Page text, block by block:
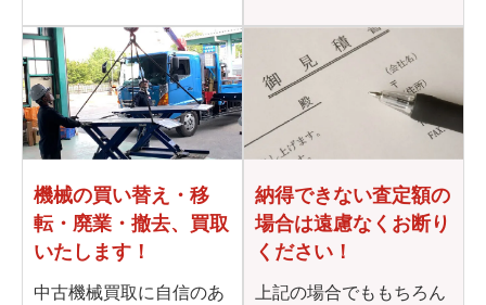
機械の買い替え・移
転・ 廃業・撤去、買取
いたします！
中古機械買取に自信のあ
納得できない査定額の
場合は遠慮なくお断り
ください！
上記の場合でももちろん